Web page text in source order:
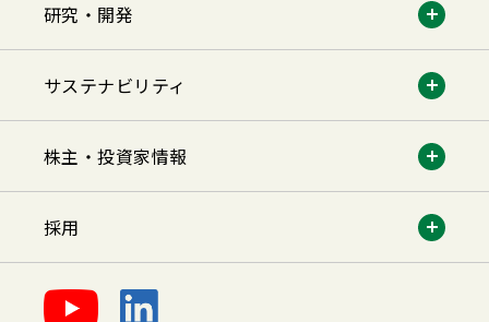
研究・開発
サステナビリティ
株主・投資家情報
採用